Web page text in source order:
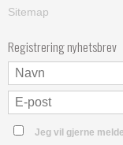
Sitemap
Registrering nyhetsbrev
Jeg vil gjerne